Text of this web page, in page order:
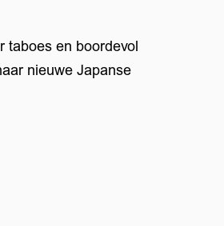
taboes en boordevol
nieuwe Japanse